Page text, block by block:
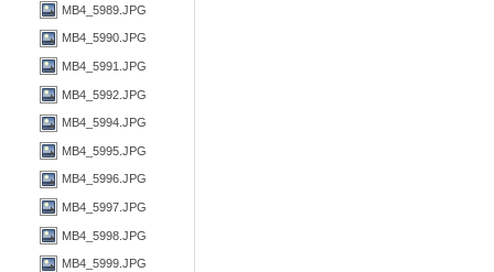
MB4_5989.JPG
MB4_5990.JPG
MB4_5991.JPG
MB4_5992.JPG
MB4_5994.JPG
MB4_5995.JPG
MB4_5996.JPG
MB4_5997.JPG
MB4_5998.JPG
MB4_5999.JPG